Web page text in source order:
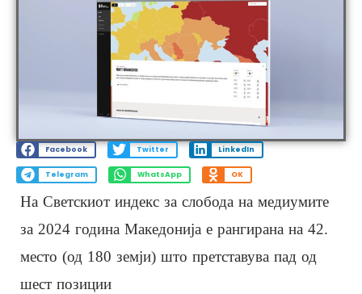
Facebook Twitter LinkedIn
Telegram WhatsApp OK
На Светскиот индекс за слобода на медиумите
за 2024 година Македонија е рангирана на 42.
место (од 180 земји) што претставува пад од
шест позиции